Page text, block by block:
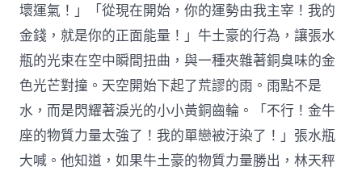
壞運氣！」「從現在開始，你的運勢由我主宰！我的
金錢，就是你的正面能量！」牛土豪的行為，讓張水
瓶的光束在空中瞬間扭曲，與一種夾雜著銅臭味的金
色光芒對撞。天空開始下起了荒謬的雨。雨點不是
水，而是閃耀著淚光的小小黃銅齒輪。「不行！金牛
座的物質力量太強了！我的單戀被汙染了！」張水瓶
大喊。他知道，如果牛土豪的物質力量勝出，林天秤